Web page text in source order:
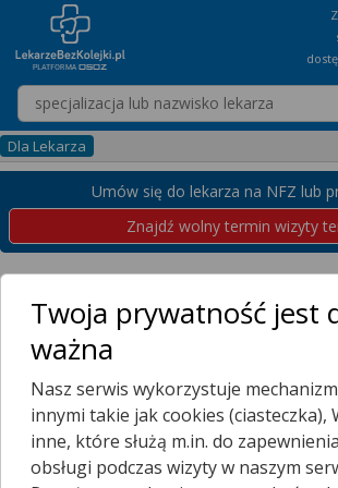
Wpisz nazwę lekarza
Dla Lekarza
Umów się do lekarza na NFZ lub
Znajdź wolny termin wizyty
Placówki
Przychodnie w Gdańsku
Nowe Szkoty
Wybierz dzielnicę
BARNIEWICE
BISKUPIA GÓRKA
Twoja prywatność jest
ważna
Nasz serwis wykorzystuje
innymi takie jak cookies (ciasteczka),
inne, które służą m.in. do
obsługi podczas wizyty w naszym